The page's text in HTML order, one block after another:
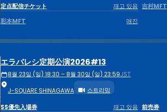
定点配信チケット
재고 있음 吉村MFT
彩本MFT
매진
エラバレシ定期公演2026#13
8월 23일 (일) 18:30 – 8월 30일 (일) 23:59JST
J-SQUARE SHINAGAWA
스트리밍
SS優先入場券 재고 있음 前売券